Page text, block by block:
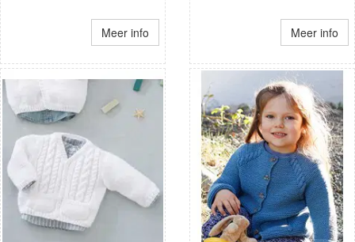
Meer info Meer info